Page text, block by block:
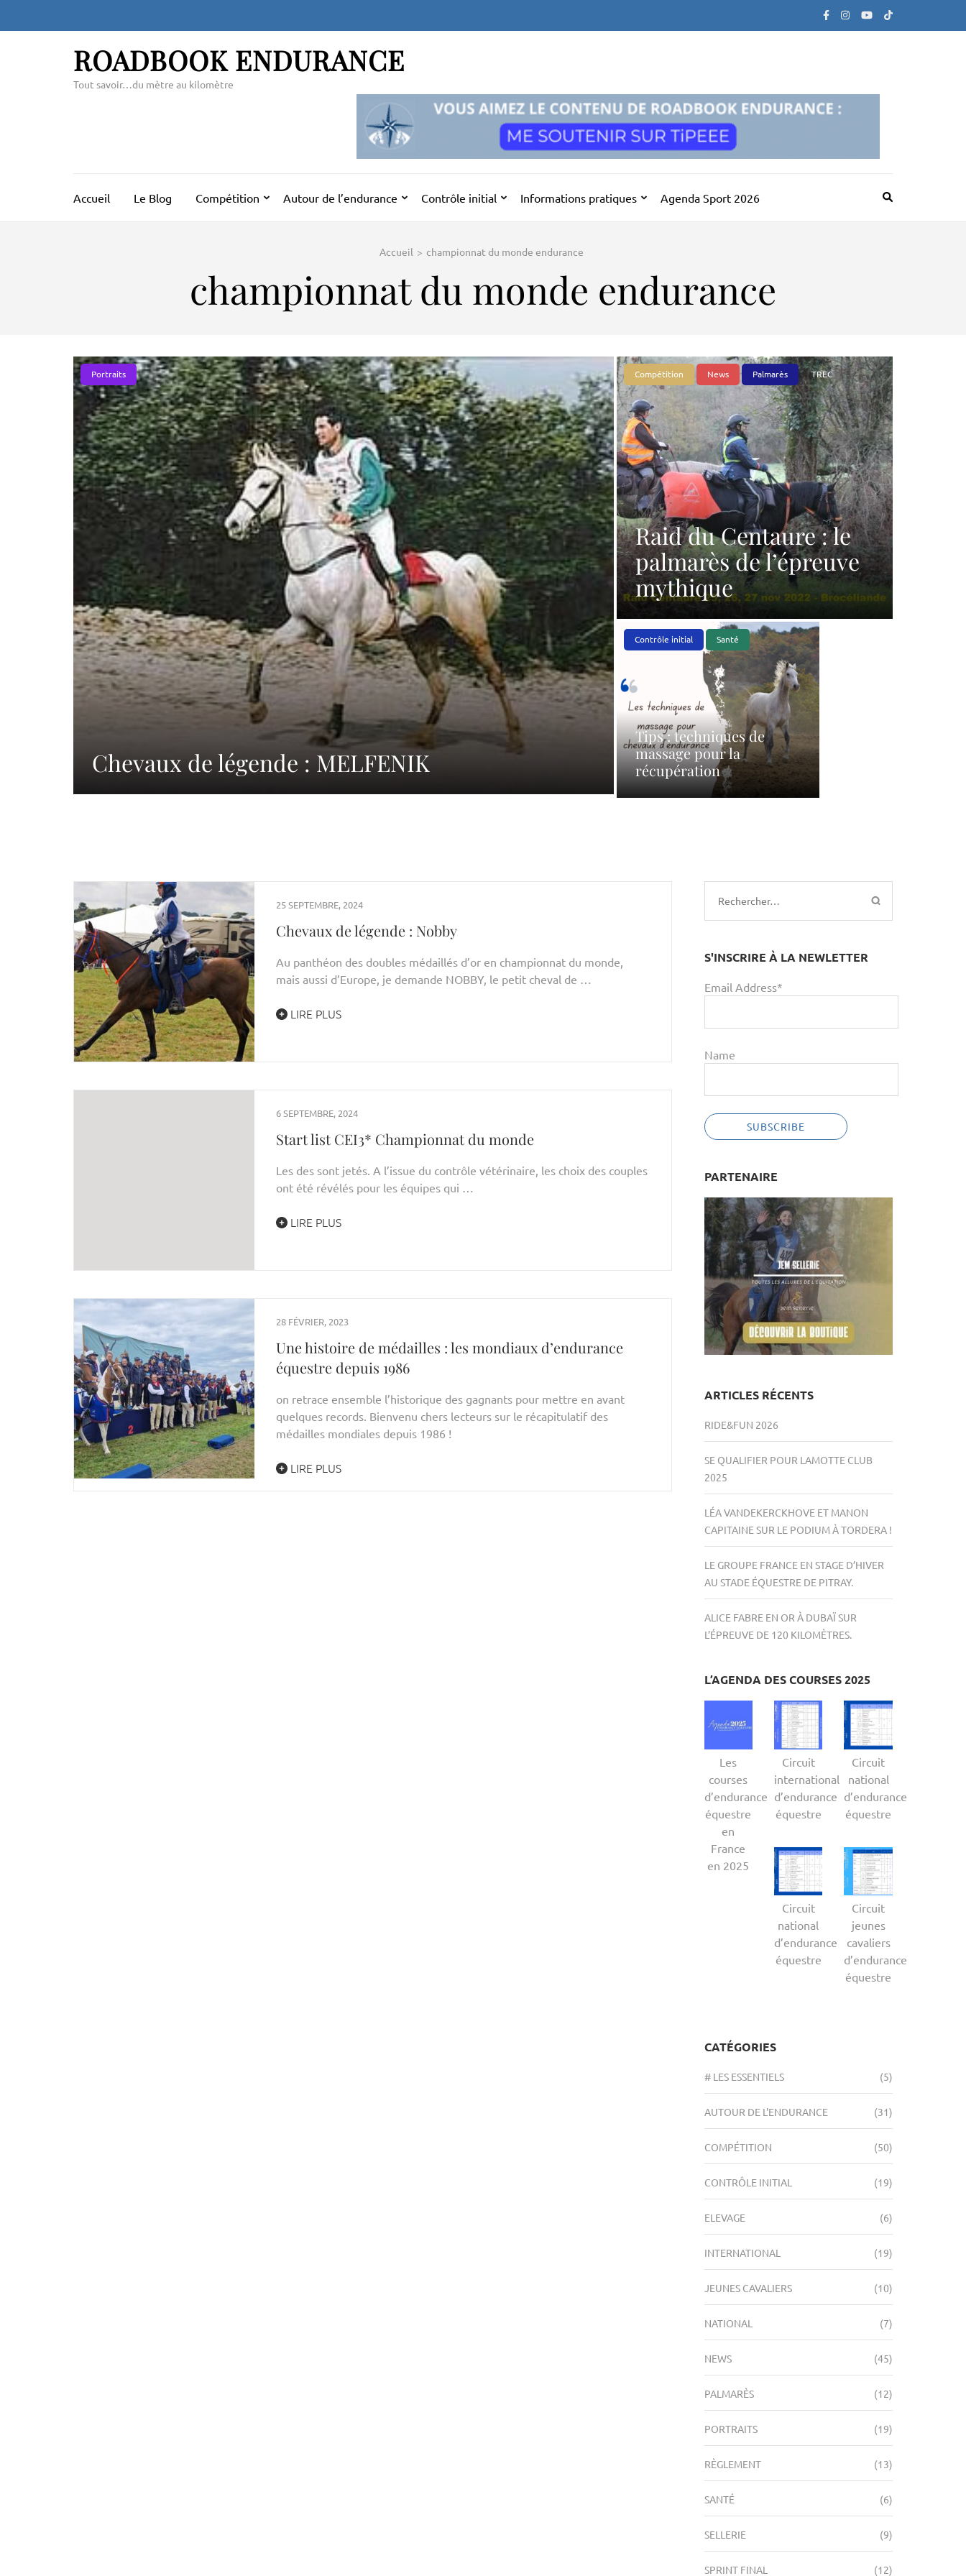
ROADBOOK ENDURANCE
Tout savoir…du mètre au kilomètre
Accueil Le Blog Compétition Autour de l’endurance Contrôle initial Informations pratiques Agenda Sport 2026
Accueil > championnat du monde endurance
championnat du monde endurance
Portraits
Chevaux de légende : MELFENIK
Compétition News Palmarès TREC
Raid du Centaure : le
palmarès de l’épreuve
mythique
Contrôle initial Santé
Tips : techniques de
massage pour la
récupération
25 SEPTEMBRE, 2024
Chevaux de légende : Nobby
Au panthéon des doubles médaillés d’or en championnat du monde,
mais aussi d’Europe, je demande NOBBY, le petit cheval de …
LIRE PLUS
6 SEPTEMBRE, 2024
Start list CEI3* Championnat du monde
Les des sont jetés. A l’issue du contrôle vétérinaire, les choix des couples
ont été révélés pour les équipes qui …
LIRE PLUS
28 FÉVRIER, 2023
Une histoire de médailles : les mondiaux d’endurance
équestre depuis 1986
on retrace ensemble l’historique des gagnants pour mettre en avant
quelques records. Bienvenu chers lecteurs sur le récapitulatif des
médailles mondiales depuis 1986 !
LIRE PLUS
Rechercher :
S'INSCRIRE À LA NEWLETTER
Email Address*
Name
PARTENAIRE
ARTICLES RÉCENTS
RIDE&FUN 2026
SE QUALIFIER POUR LAMOTTE CLUB
2025
LÉA VANDEKERCKHOVE ET MANON
CAPITAINE SUR LE PODIUM À TORDERA !
LE GROUPE FRANCE EN STAGE D’HIVER
AU STADE ÉQUESTRE DE PITRAY.
ALICE FABRE EN OR À DUBAÏ SUR
L’ÉPREUVE DE 120 KILOMÈTRES.
L’AGENDA DES COURSES 2025
Les
courses
d’endurance
équestre
en
France
en 2025
Circuit
international
d’endurance
équestre
Circuit
national
d’endurance
équestre
Circuit
national
d’endurance
équestre
Circuit
jeunes
cavaliers
d’endurance
équestre
CATÉGORIES
# LES ESSENTIELS (5)
AUTOUR DE L'ENDURANCE (31)
COMPÉTITION (50)
CONTRÔLE INITIAL (19)
ELEVAGE (6)
INTERNATIONAL (19)
JEUNES CAVALIERS (10)
NATIONAL (7)
NEWS (45)
PALMARÈS (12)
PORTRAITS (19)
RÈGLEMENT (13)
SANTÉ (6)
SELLERIE (9)
SPRINT FINAL (12)